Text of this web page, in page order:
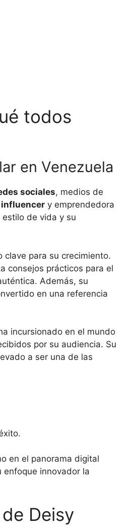
todos
en Venezuela
sociales, medios de
influencer y emprendedora
de vida y su
clave para su crecimiento.
consejos prácticos para el
Además, su
en una referencia
incursionado en el mundo
por su audiencia. Su
a ser una de las
en el panorama digital
enfoque innovador la
Deisy